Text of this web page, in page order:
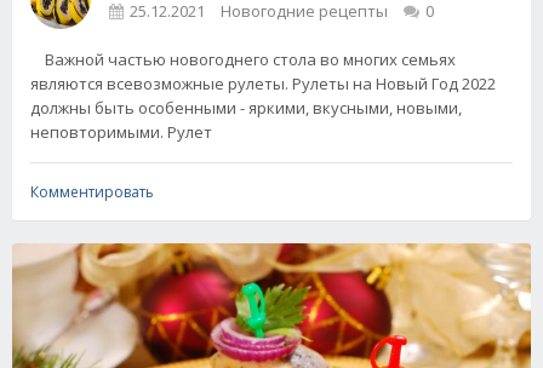
25.12.2021 Новогодние рецепты 0
Важной частью новогоднего стола во многих семьях
являются всевозможные рулеты. Рулеты на Новый Год 2022
должны быть особенными - яркими, вкусными, новыми,
неповторимыми. Рулет
Комментировать